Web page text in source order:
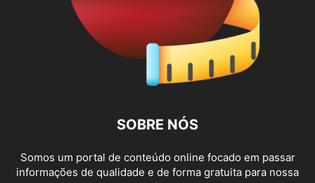
SOBRE NÓS
Somos um portal de conteúdo online focado em passar
informações de qualidade e de forma gratuita para nossa